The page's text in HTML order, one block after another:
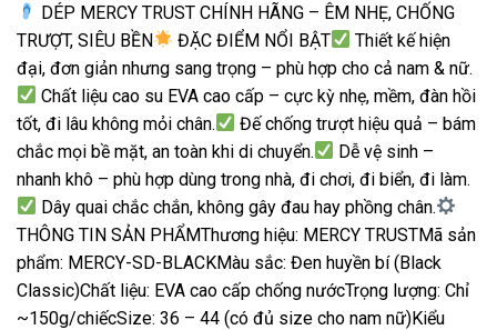
DÉP MERCY TRUST CHÍNH HÃNG – ÊM NHẸ, CHỐNG
TRƯỢT, SIÊU BỀN
ĐẶC ĐIỂM NỔI BẬT
Thiết kế hiện
đại, đơn giản nhưng sang trọng – phù hợp cho cả nam & nữ.
Chất liệu cao su EVA cao cấp – cực kỳ nhẹ, mềm, đàn hồi
tốt, đi lâu không mỏi chân.
Đế chống trượt hiệu quả – bám
chắc mọi bề mặt, an toàn khi di chuyển.
Dễ vệ sinh –
nhanh khô – phù hợp dùng trong nhà, đi chơi, đi biển, đi làm.
Dây quai chắc chắn, không gây đau hay phồng chân.
THÔNG TIN SẢN PHẨMThương hiệu: MERCY TRUSTMã sản
phẩm: MERCY-SD-BLACKMàu sắc: Đen huyền bí (Black
Classic)Chất liệu: EVA cao cấp chống nướcTrọng lượng: Chỉ
~150g/chiếcSize: 36 – 44 (có đủ size cho nam nữ)Kiểu